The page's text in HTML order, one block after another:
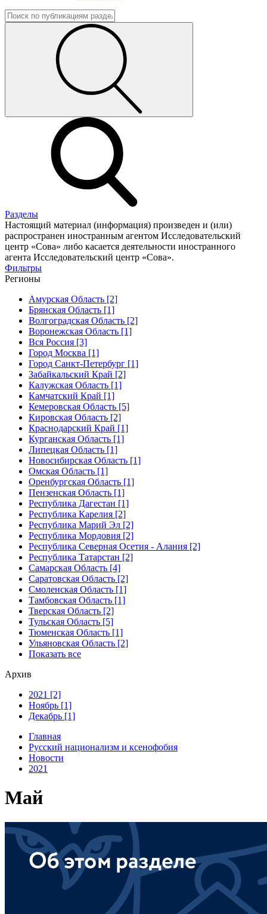
Разделы
Настоящий материал (информация) произведен и (или)
распространен иностранным агентом Исследовательский
центр «Сова» либо касается деятельности иностранного
агента Исследовательский центр «Сова».
Фильтры
Регионы
Амурская Область [2]
Брянская Область [1]
Волгоградская Область [2]
Воронежская Область [1]
Вся Россия [3]
Город Москва [1]
Город Санкт-Петербург [1]
Забайкальский Край [2]
Калужская Область [1]
Камчатский Край [1]
Кемеровская Область [5]
Кировская Область [2]
Краснодарский Край [1]
Курганская Область [1]
Липецкая Область [1]
Новосибирская Область [1]
Омская Область [1]
Оренбургская Область [1]
Пензенская Область [1]
Республика Дагестан [1]
Республика Карелия [2]
Республика Марий Эл [2]
Республика Мордовия [2]
Республика Северная Осетия - Алания [2]
Республика Татарстан [2]
Самарская Область [4]
Саратовская Область [2]
Смоленская Область [1]
Тамбовская Область [1]
Тверская Область [2]
Тульская Область [5]
Тюменская Область [1]
Ульяновская Область [2]
Показать все
Архив
2021 [2]
Ноябрь [1]
Декабрь [1]
Главная
Русский национализм и ксенофобия
Новости
2021
Май